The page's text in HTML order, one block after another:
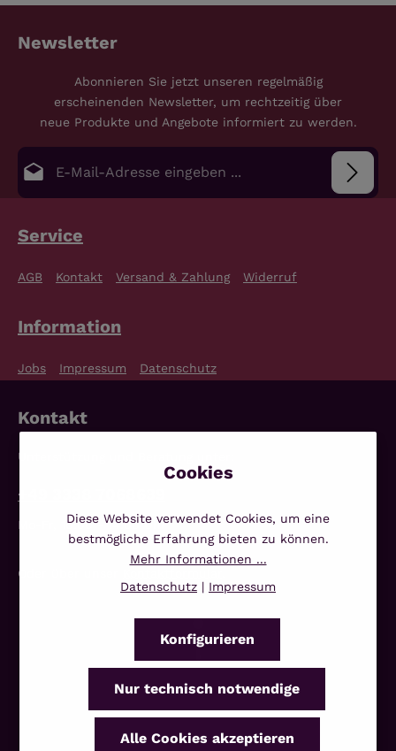
Newsletter
Abonnieren Sie jetzt unseren regelmäßig
erscheinenden Newsletter, um rechtzeitig über
neue Produkte und Angebote informiert zu werden.
E-Mail-Adresse*
Ich habe dieDatenschutzbestimmungen
mit ihnen einverstanden.
Die mit einem Stern (*) markierten Felder sind
Service
AGB Kontakt Versand & Zahlung Widerruf
Information
Jobs Impressum Datenschutz
Kontakt
Unterstützung und Beratung unter:
+49 3338 7068639
Mo-Fr, 10:00 - 14:00 Uhr
Oder über unser
Diese Website verwendet Cookies, um eine
bestmögliche Erfahrung bieten zu können.
Mehr Informationen ...
Datenschutz | Impressum
Nur technisch notwendige
Konfigurieren
Alle Cookies akzeptieren